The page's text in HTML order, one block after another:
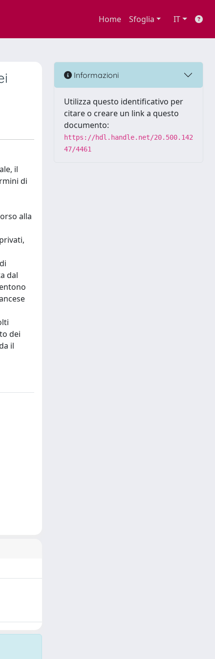
Home Sfoglia IT
il
di
alla
dal
dei
il
Informazioni
Utilizza questo identificativo per
citare o creare un link a questo
documento:
https://hdl.handle.net/20.500.142
47/4461